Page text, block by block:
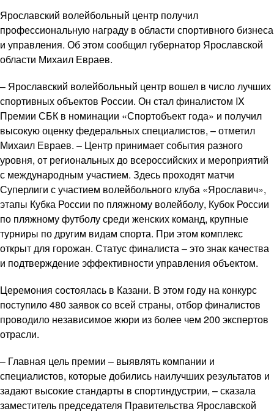
Ярославский волейбольный центр получил
профессиональную награду в области спортивного бизнеса
и управления. Об этом сообщил губернатор Ярославской
области Михаил Евраев.
– Ярославский волейбольный центр вошел в число лучших
спортивных объектов России. Он стал финалистом IX
Премии СБК в номинации «Спортобъект года» и получил
высокую оценку федеральных специалистов, – отметил
Михаил Евраев. – Центр принимает события разного
уровня, от региональных до всероссийских и мероприятий
с международным участием. Здесь проходят матчи
Суперлиги с участием волейбольного клуба «Ярославич»,
этапы Кубка России по пляжному волейболу, Кубок России
по пляжному футболу среди женских команд, крупные
турниры по другим видам спорта. При этом комплекс
открыт для горожан. Статус финалиста – это знак качества
и подтверждение эффективности управления объектом.
Церемония состоялась в Казани. В этом году на конкурс
поступило 480 заявок со всей страны, отбор финалистов
проводило независимое жюри из более чем 200 экспертов
отрасли.
– Главная цель премии – выявлять компании и
специалистов, которые добились наилучших результатов и
задают высокие стандарты в спортиндустрии, – сказала
заместитель председателя Правительства Ярославской